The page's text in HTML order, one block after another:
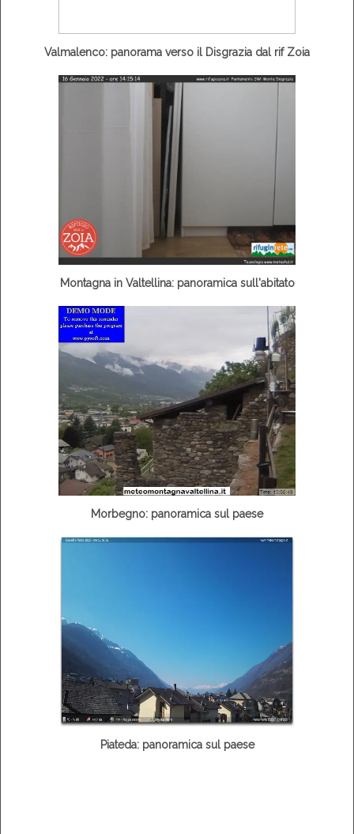
Valmalenco: panorama verso il Disgrazia dal rif Zoia
Montagna in Valtellina: panoramica sull'abitato
Morbegno: panoramica sul paese
Piateda: panoramica sul paese